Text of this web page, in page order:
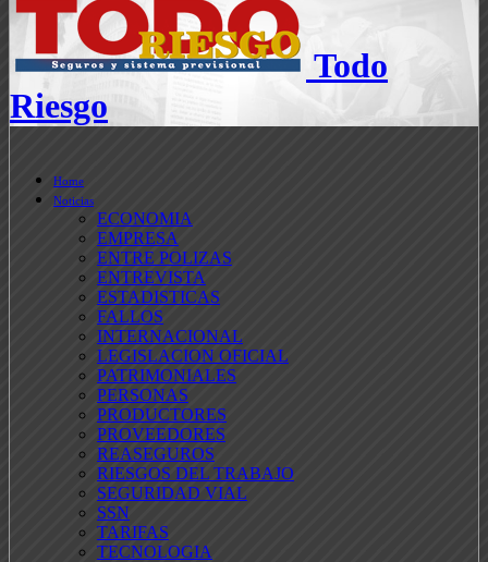
Todo
Riesgo
Home
Noticias
ECONOMIA
EMPRESA
ENTRE POLIZAS
ENTREVISTA
ESTADISTICAS
FALLOS
INTERNACIONAL
LEGISLACION OFICIAL
PATRIMONIALES
PERSONAS
PRODUCTORES
PROVEEDORES
REASEGUROS
RIESGOS DEL TRABAJO
SEGURIDAD VIAL
SSN
TARIFAS
TECNOLOGIA